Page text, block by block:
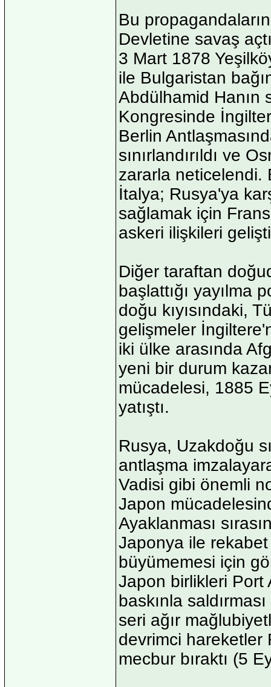
Bu
Devletine savaş
3 Mart 1878
ile Bulgaristan
Abdülhamid Hanın
Kongresinde
Berlin
sınırlandırıldı ve
zararla neticelendi.
İtalya; Rusya'ya
sağlamak için
askeri ilişkileri
Diğer taraftan
başlattığı yayılma
doğu kıyısındaki,
gelişmeler
iki ülke arasında
yeni bir durum
mücadelesi, 1885
yatıştı.
Rusya, Uzakdoğu
antlaşma
Vadisi gibi önemli
Japon
Ayaklanması
Japonya ile
büyümemesi için
Japon birlikleri Port
baskınla
seri ağır
devrimci hareketler
mecbur bıraktı (5